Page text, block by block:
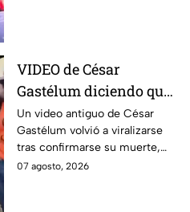
VIDEO de César
Gastélum diciendo que
‘todo fue una broma’
confunde a usuarios
tras su muerte
Un video antiguo de César
Gastélum volvió a viralizarse
tras confirmarse su muerte,
provocando dudas entre
07 agosto, 2026